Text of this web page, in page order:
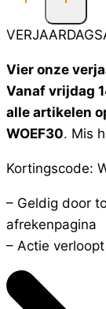
Vier onze
Vanaf vrijdag
alle artikelen
WOEF30. Mis
Kortingscode:
– Geldig door
afrekenpagina
– Actie